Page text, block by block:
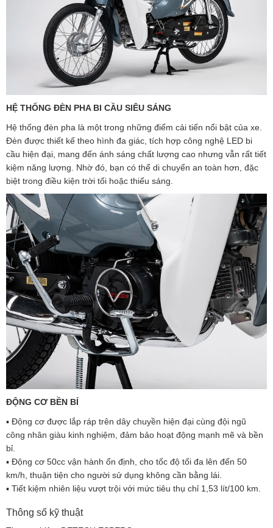
HỆ THỐNG ĐÈN PHA BI CẦU SIÊU SÁNG
Hệ thống đèn pha là một trong những điểm cải tiến nổi bật của xe.
Đèn được thiết kế theo hình đa giác, tích hợp công nghệ LED bi
cầu hiện đại, mang đến ánh sáng chất lượng cao nhưng vẫn rất tiết
kiệm năng lượng. Nhờ đó, bạn có thể di chuyển an toàn hơn, đặc
biệt trong điều kiện trời tối hoặc thiếu sáng.
ĐỘNG CƠ BỀN BỈ
▪️ Động cơ được lắp ráp trên dây chuyền hiện đại cùng đội ngũ
công nhân giàu kinh nghiệm, đảm bảo hoạt động mạnh mẽ và bền
bỉ.
▪️ Động cơ 50cc vận hành ổn định, cho tốc độ tối đa lên đến 50
km/h, thuận tiện cho người sử dụng không cần bằng lái.
▪️ Tiết kiệm nhiên liệu vượt trội với mức tiêu thụ chỉ 1,53 lít/100 km.
Thông số kỹ thuật